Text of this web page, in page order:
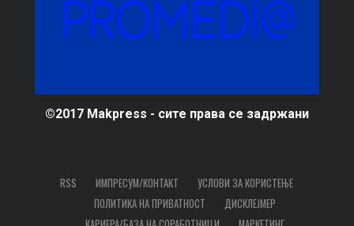
©2017 Makpress - сите права се задржани
RSS ИМПРЕСУМ/КОНТАКТ
УСЛОВИ ЗА КОРИСТЕЊЕ
ПОЛИТИКА НА ПРИВАТНОСТ
ДИСКЛЕЈМЕР